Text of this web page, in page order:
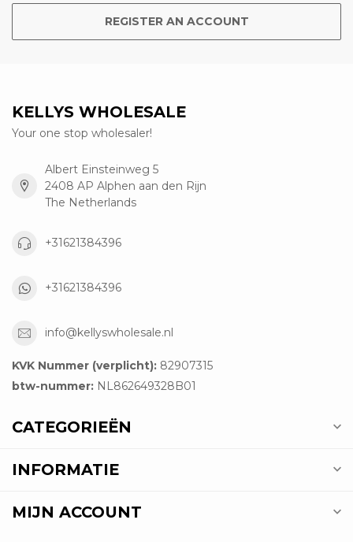
REGISTER AN ACCOUNT
KELLYS WHOLESALE
Your one stop wholesaler!
Albert Einsteinweg 5
2408 AP Alphen aan den Rijn
The Netherlands
+31621384396
+31621384396
info@kellyswholesale.nl
KVK Nummer (verplicht): 82907315
btw-nummer: NL862649328B01
CATEGORIEËN
INFORMATIE
MIJN ACCOUNT